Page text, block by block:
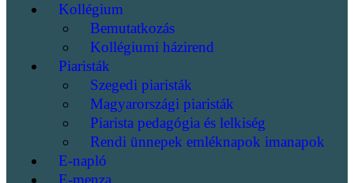
Kollégium
Bemutatkozás
Kollégiumi házirend
Piaristák
Szegedi piaristák
Magyarországi piaristák
Piarista pedagógia és lelkiség
Rendi ünnepek emléknapok imanapok
E-napló
E-menza